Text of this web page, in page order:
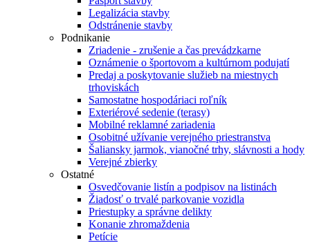
Legalizácia stavby
Odstránenie stavby
Podnikanie
Zriadenie - zrušenie a čas prevádzkarne
Oznámenie o športovom a kultúrnom podujatí
Predaj a poskytovanie služieb na miestnych
trhoviskách
Samostatne hospodáriaci roľník
Exteriérové sedenie (terasy)
Mobilné reklamné zariadenia
Osobitné užívanie verejného priestranstva
Šaliansky jarmok, vianočné trhy, slávnosti a hody
Verejné zbierky
Ostatné
Osvedčovanie listín a podpisov na listinách
Žiadosť o trvalé parkovanie vozidla
Priestupky a správne delikty
Konanie zhromaždenia
Petície